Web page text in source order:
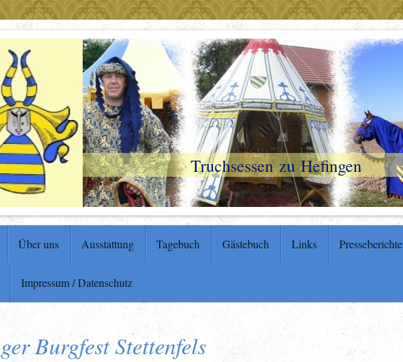
Truchsessen zu Hefingen
Über uns Ausstattung Tagebuch Gästebuch Links Presseberichte
Impressum / Datenschutz
Burgfest Stettenfels